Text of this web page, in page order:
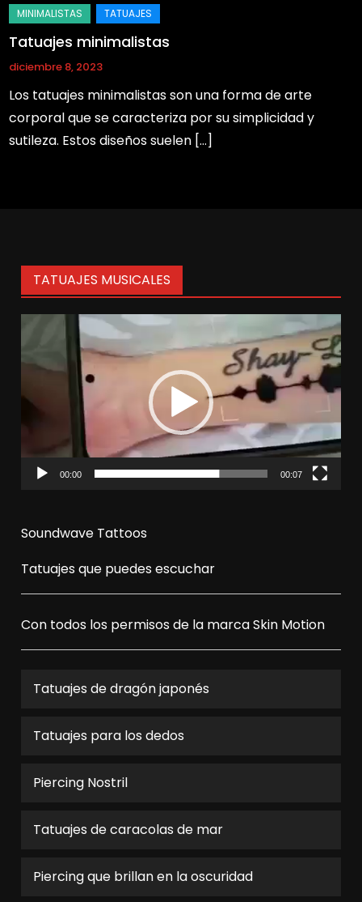
Tatuajes minimalistas
diciembre 8, 2023
Los tatuajes minimalistas son una forma de arte
corporal que se caracteriza por su simplicidad y
sutileza. Estos diseños suelen […]
TATUAJES MUSICALES
Reproductor
vídeo
00:00 00:07
Soundwave Tattoos
Tatuajes que puedes escuchar
Con todos los permisos de la marcaSkin Motion
Tatuajes de dragón japonés
Tatuajes para los dedos
Piercing Nostril
Tatuajes de caracolas de mar
Piercing que brillan en la oscuridad